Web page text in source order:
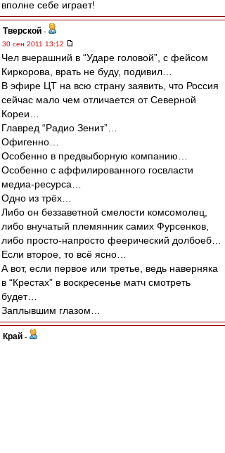
вполне себе играет!
Тверской -
30 сен 2011 13:12
Чел вчерашний в “Ударе головой”, с фейсом
Киркорова, врать не буду, подивил…
В эфире ЦТ на всю страну заявить, что Россия
сейчас мало чем отличается от Северной
Кореи…
Главред “Радио Зенит”…
Офигенно…
Особенно в предвыборную компанию…
Особенно с аффилированного госвласти
медиа-ресурса…
Одно из трёх…
Либо он беззаветной смелости комсомолец,
либо внучатый племянник самих Фурсенков,
либо просто-напросто феерический долбоеб…
Если второе, то всё ясно…
А вот, если первое или третье, ведь наверняка
в “Крестах” в воскресенье матч смотреть
будет…
Заплывшим глазом…
Край -